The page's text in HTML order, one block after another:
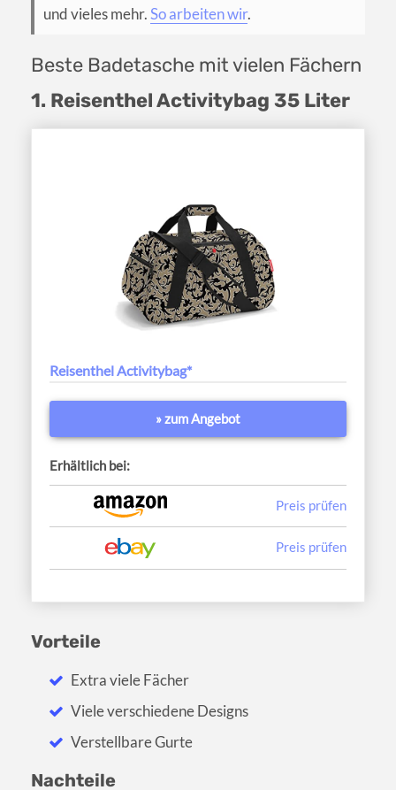
und vieles mehr.So arbeiten wir.
Beste Badetasche mit vielen Fächern
1. Reisenthel Activitybag 35 Liter
Reisenthel Activitybag*
» zum Angebot
Erhältlich bei:
Preis prüfen
Preis prüfen
Vorteile
Extra viele Fächer
Viele verschiedene Designs
Verstellbare Gurte
Nachteile